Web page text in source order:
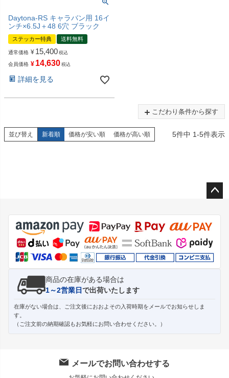
Daytona-RS キャラバン用 16イ
ンチ×6.5J＋48 6穴 ブラック
ステッカー特典 送料無料
通常価格 ¥ 15,400 税込
会員価格 ¥ 14,630 税込
詳細を見る
こだわり条件から探す
並び替え 新着順 価格が安い順 価格が高い順 5件中 1-5件表示
ジト
ップ
へ
商品の在庫がある場合は
1～2営業日で出荷いたします
在庫がない場合は、ご注文後におおよその入荷時期をメールでお知らせしま
す。
（ご注文前の納期確認もお気軽にお問い合わせください。）
メールでお問い合わせする